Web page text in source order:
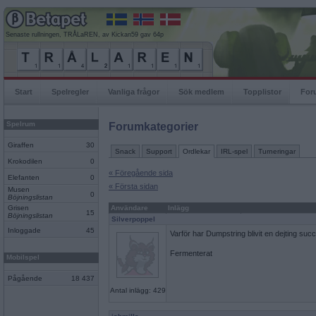
Senaste rullningen, TRÅLaREN, av Kickan59 gav 64p
Start Spelregler Vanliga frågor Sök medlem Topplistor
Spelrum
Giraffen 30
Krokodilen 0
Elefanten
0
Musen
Böjningslistan
0
Grisen
Böjningslistan
15
Inloggade 45
Mobilspel
Pågående 18 437
Forumkategorier
Snack Support Ordlekar IRL-spel Turneringar
« Föregående sida
« Första sidan
Användare
Inlägg
Silverpoppel
Antal inlägg: 429
Varför har Dumpstring blivit en dejting
Fermenterat